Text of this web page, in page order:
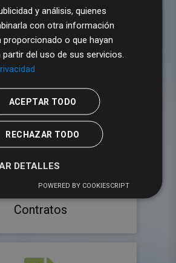
Vehículos
Contratos
y análisis, quienes
con otra información
proporcionado o que hayan
del uso de sus servicios.
ACEPTAR TODO
RECHAZAR TODO
DETALLES
POWERED BY COOKIESCRIPT